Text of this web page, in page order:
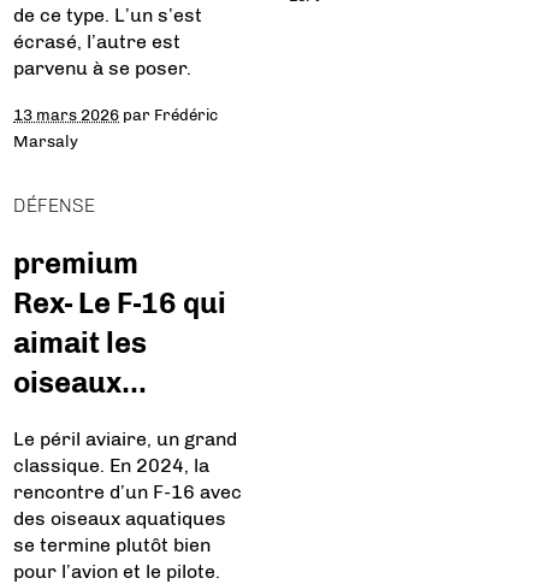
de ce type. L’un s’est
écrasé, l’autre est
parvenu à se poser.
13 mars 2026 par Frédéric
Marsaly
DÉFENSE
premium
Rex- Le F-16 qui
aimait les
oiseaux…
Le péril aviaire, un grand
classique. En 2024, la
rencontre d’un F-16 avec
des oiseaux aquatiques
se termine plutôt bien
pour l’avion et le pilote.